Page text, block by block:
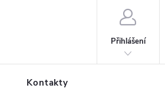
Přihlášení
Kontakty